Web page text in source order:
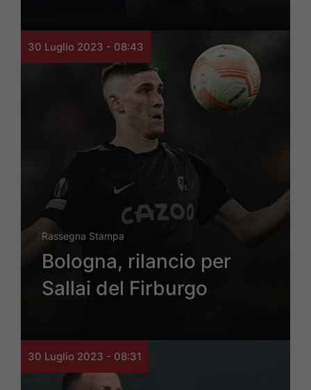
30 Luglio 2023 - 08:43
Rassegna Stampa
Bologna, rilancio per
Sallai del Firburgo
30 Luglio 2023 - 08:31